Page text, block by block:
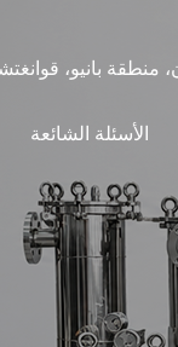
الأسئلة الشائعة